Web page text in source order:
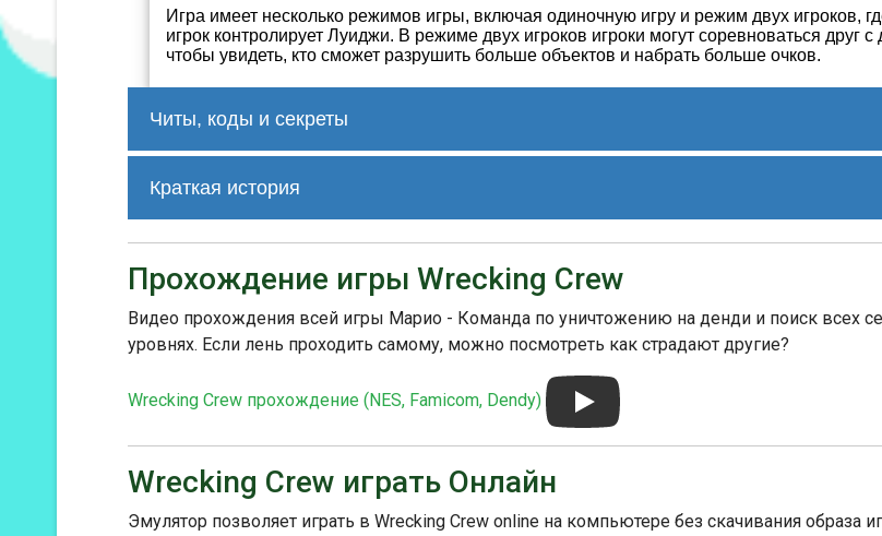
Игра имеет несколько режимов игры, включая одиночную игру и режим двух игроков,
игрок контролирует Луиджи. В режиме двух игроков игроки могут соревноваться друг с
чтобы увидеть, кто сможет разрушить больше объектов и набрать больше очков.
Читы, коды и секреты
SXIXZL Infinite lives--player 2
PELXYO Start with 10 lives--both players
YELXYO Start with 15 lives--both players
Краткая история
положительные отзывы критиков и стала популярной среди игроков, благодаря своей
уникальной механике разрушения и захватывающей геймплейной формуле.
Wrecking Crew также была портирована на другие платформы, включая Game Boy и
Console для Wii и Nintendo 3DS. Она остается одной из классических игр NES и
Прохождение игры Wrecking Crew
Видео прохождения всей игры Марио - Команда по уничтожению на денди и поиск всех
уровнях. Если лень проходить самому, можно посмотреть как страдают другие?
Wrecking Crew прохождение (NES, Famicom, Dendy)
Wrecking Crew играть Онлайн
Эмулятор позволяет играть в Wrecking Crew online на компьютере без скачивания образа